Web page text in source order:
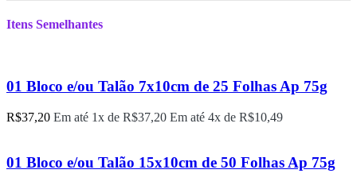
Itens Semelhantes
01 Bloco e/ou Talão 7x10cm de 25 Folhas Ap 75g
R$37,20 Em até 1x de R$37,20 Em até 4x de R$10,49
01 Bloco e/ou Talão 15x10cm de 50 Folhas Ap 75g